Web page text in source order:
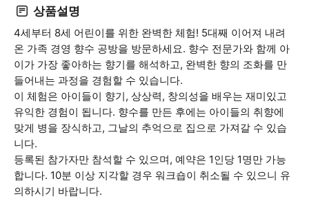
상품설명
4세부터 8세 어린이를 위한 완벽한 체험! 5대째 이어져 내려
온 가족 경영 향수 공방을 방문하세요. 향수 전문가와 함께 아
이가 가장 좋아하는 향기를 해석하고, 완벽한 향의 조화를 만
들어내는 과정을 경험할 수 있습니다.
이 체험은 아이들이 향기, 상상력, 창의성을 배우는 재미있고
유익한 경험이 됩니다. 향수를 만든 후에는 아이들의 취향에
맞게 병을 장식하고, 그날의 추억으로 집으로 가져갈 수 있습
니다.
등록된 참가자만 참석할 수 있으며, 예약은 1인당 1명만 가능
합니다. 10분 이상 지각할 경우 워크숍이 취소될 수 있으니 유
의하시기 바랍니다.